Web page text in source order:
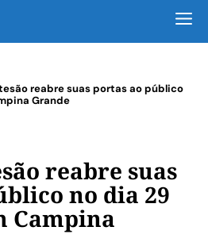
reabre suas portas ao público
Grande
reabre suas
no dia 29
Campina